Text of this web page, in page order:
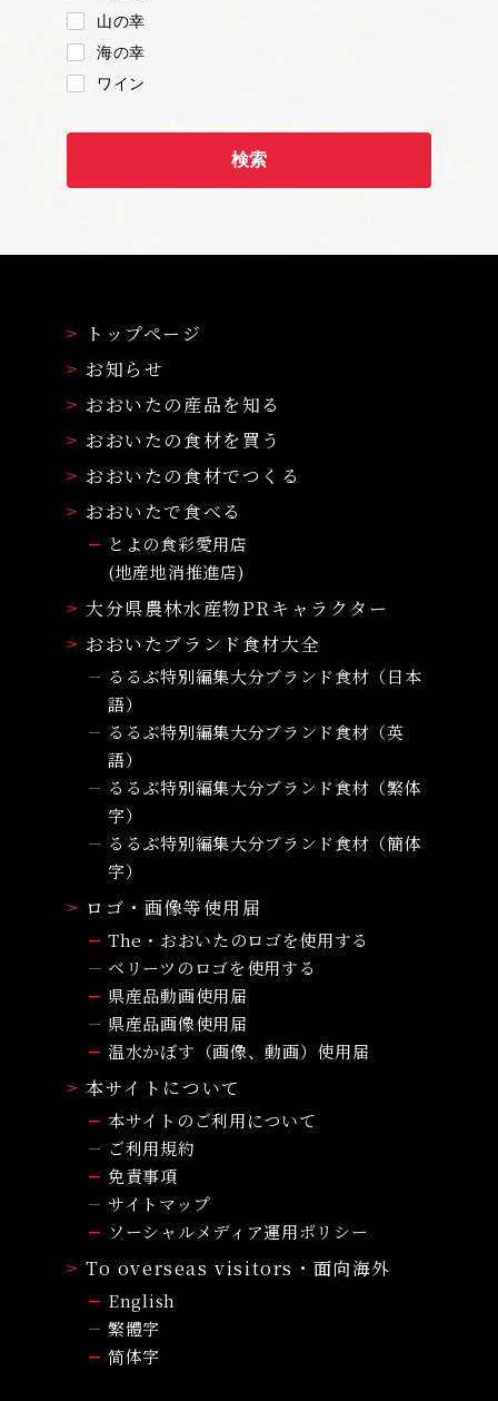
山の幸
海の幸
ワイン
トップページ
お知らせ
おおいたの産品を知る
おおいたの食材を買う
おおいたの食材でつくる
おおいたで食べる
とよの食彩愛用店
(地産地消推進店)
大分県農林水産物PRキャラクター
おおいたブランド食材大全
るるぶ特別編集大分ブランド食材（日本
語）
るるぶ特別編集大分ブランド食材（英
語）
るるぶ特別編集大分ブランド食材（繁体
字）
るるぶ特別編集大分ブランド食材（簡体
字）
ロゴ・画像等使用届
The・おおいたのロゴを使用する
ベリーツのロゴを使用する
県産品動画使用届
県産品画像使用届
温水かぼす（画像、動画）使用届
本サイトについて
本サイトのご利用について
ご利用規約
免責事項
サイトマップ
ソーシャルメディア運用ポリシー
To overseas visitors・面向海外
English
繁體字
简体字